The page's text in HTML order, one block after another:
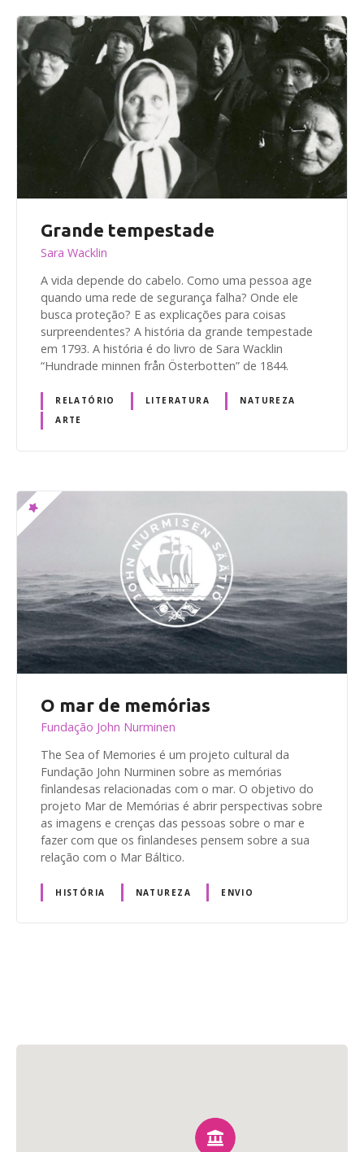
Grande tempestade
Sara Wacklin
A vida depende do cabelo. Como uma pessoa age
quando uma rede de segurança falha? Onde ele
busca proteção? E as explicações para coisas
surpreendentes? A história da grande tempestade
em 1793. A história é do livro de Sara Wacklin
“Hundrade minnen från Österbotten” de 1844.
RELATÓRIO LITERATURA
NATUREZA
ARTE
O mar de memórias
Fundação John Nurminen
The Sea of Memories é um projeto cultural da
Fundação John Nurminen sobre as memórias
finlandesas relacionadas com o mar. O objetivo do
projeto Mar de Memórias é abrir perspectivas sobre
as imagens e crenças das pessoas sobre o mar e
fazer com que os finlandeses pensem sobre a sua
relação com o Mar Báltico.
HISTÓRIA NATUREZA ENVIO